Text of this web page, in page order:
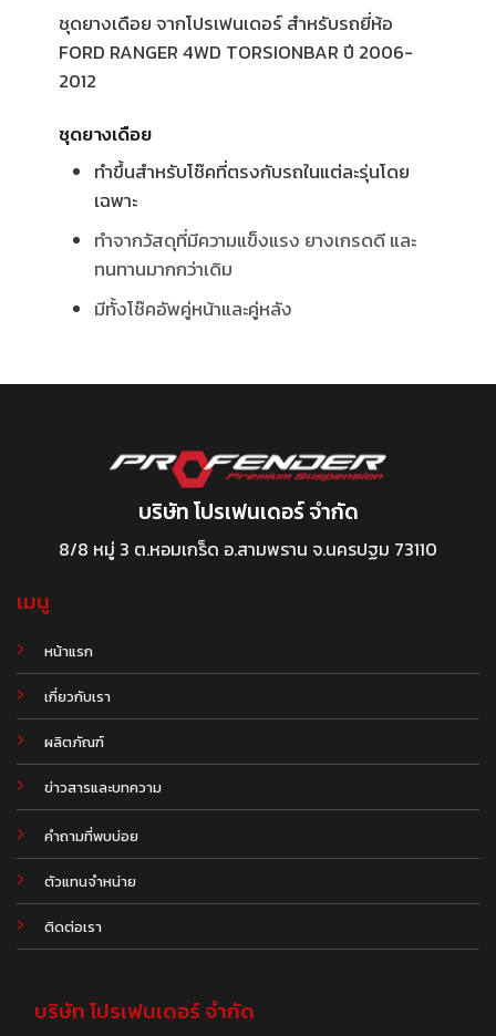
ชุดยางเดือย จากโปรเฟนเดอร์ สำหรับรถยี่ห้อ
FORD RANGER 4WD TORSIONBAR ปี 2006-
2012
ชุดยางเดือย
ทำขึ้นสำหรับโช๊คที่ตรงกับรถในแต่ละรุ่นโดย
เฉพาะ
ทำจากวัสดุที่มีความแข็งแรง ยางเกรดดี และ
ทนทานมากกว่าเดิม
มีทั้งโช๊คอัพคู่หน้าและคู่หลัง
บริษัท โปรเฟนเดอร์ จำกัด
8/8 หมู่ 3 ต.หอมเกร็ด อ.สามพราน จ.นครปฐม 73110
เมนู
หน้าแรก
เกี่ยวกับเรา
ผลิตภัณฑ์
ข่าวสารและบทความ
.
คำถามที่พบบ่อย
ตัวแทนจำหน่าย
ติดต่อเรา
บริษัท โปรเฟนเดอร์ จำกัด